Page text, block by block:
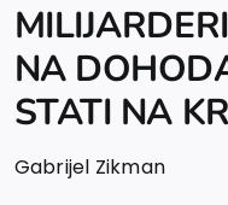
NA
STATI NA
Gabrijel Zikman